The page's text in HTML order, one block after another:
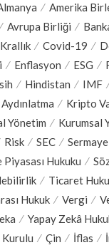
Amerika
Avrupa Birliği
Covid-19
Enflasyon ESG
Hindistan
IMF
Kripto
Yönetim
Kurumsal
Risk SEC
Piyasası Hukuku
Ticaret
Hukuk
Vergi
Yapay Zekâ
Kurulu
Çin İflas